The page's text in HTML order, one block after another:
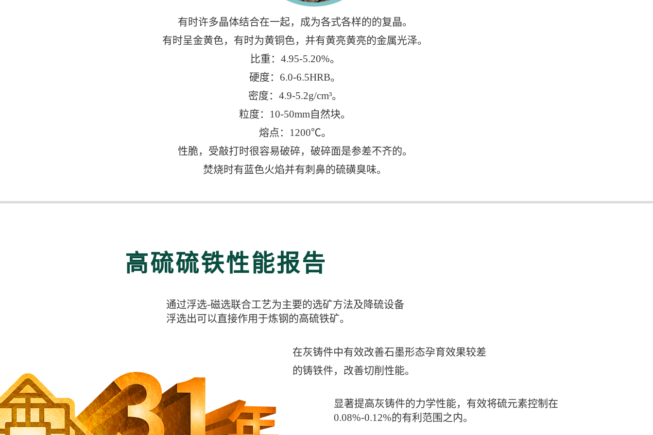
有时许多晶体结合在一起，成为各式各样的的复晶。
有时呈金黄色，有时为黄铜色，并有黄亮黄亮的金属光泽。
比重：4.95-5.20%。
硬度：6.0-6.5HRB。
密度：4.9-5.2g/cm³。
粒度：10-50mm自然块。
熔点：1200℃。
性脆，受敲打时很容易破碎，破碎面是参差不齐的。
焚烧时有蓝色火焰并有刺鼻的硫磺臭味。
高硫硫铁性能报告
通过浮选-磁选联合工艺为主要的选矿方法及降硫设备
浮选出可以直接作用于炼钢的高硫铁矿。
在灰铸件中有效改善石墨形态孕育效果较差
的铸铁件，改善切削性能。
显著提高灰铸件的力学性能，有效将硫元素控制在
0.08%-0.12%的有利范围之内。